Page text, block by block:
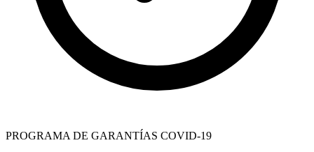
PROGRAMA DE GARANTÍAS COVID-19